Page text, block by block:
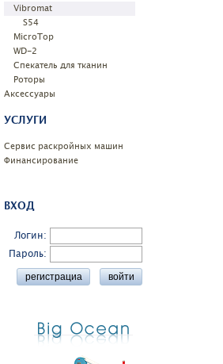
Vibromat
S54
MicroTop
WD-2
Спекатель для тканин
Роторы
Аксессуары
УСЛУГИ
Сервис раскройных машин
Финансирование
ВХОД
Логин:
Пароль: